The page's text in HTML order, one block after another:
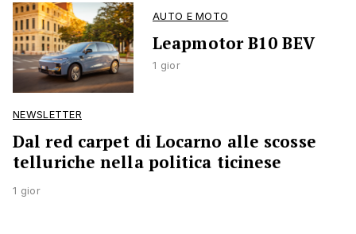
AUTO E MOTO
Leapmotor B10 BEV
1 gior
NEWSLETTER
Dal red carpet di Locarno alle scosse
telluriche nella politica ticinese
1 gior